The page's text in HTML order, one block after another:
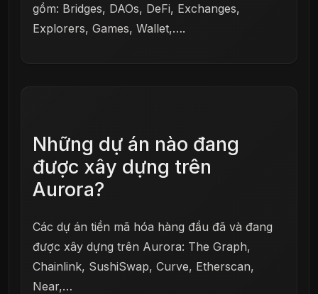
gồm: Bridges, DAOs, DeFi, Exchanges,
Explorers, Games, Wallet,….
Những dự án nào đang
được xây dựng trên
Aurora?
Các dự án tiền mã hóa hàng đầu đã và đang
được xây dựng trên Aurora: The Graph,
Chainlink, SushiSwap, Curve, Etherscan,
Near,…